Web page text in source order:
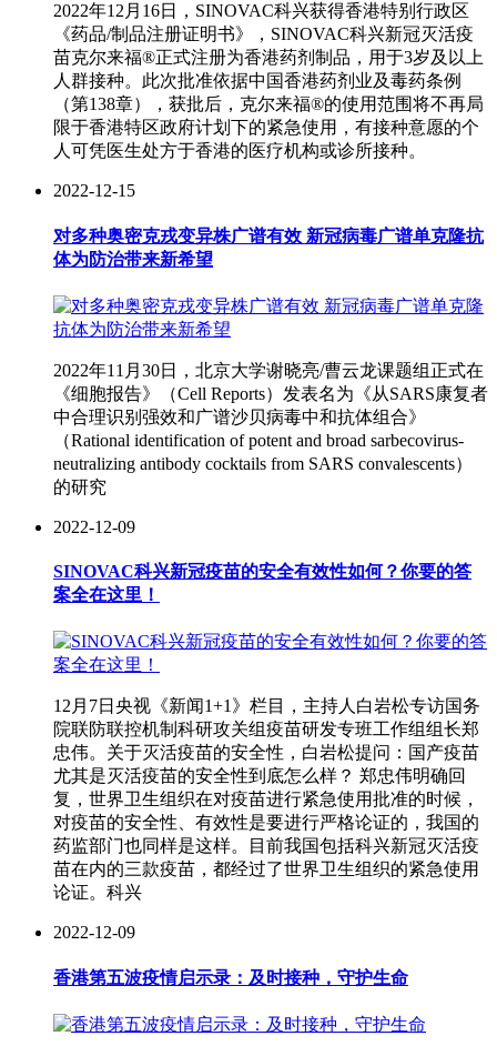
2022年12月16日，SINOVAC科兴获得香港特别行政区
《药品/制品注册证明书》，SINOVAC科兴新冠灭活疫
苗克尔来福®正式注册为香港药剂制品，用于3岁及以上
人群接种。此次批准依据中国香港药剂业及毒药条例
（第138章），获批后，克尔来福®的使用范围将不再局
限于香港特区政府计划下的紧急使用，有接种意愿的个
人可凭医生处方于香港的医疗机构或诊所接种。
2022-12-15
对多种奥密克戎变异株广谱有效 新冠病毒广谱单克隆抗
体为防治带来新希望
2022年11月30日，北京大学谢晓亮/曹云龙课题组正式在
《细胞报告》（Cell Reports）发表名为《从SARS康复者
中合理识别强效和广谱沙贝病毒中和抗体组合》
（Rational identification of potent and broad sarbecovirus-
neutralizing antibody cocktails from SARS convalescents）
的研究
2022-12-09
SINOVAC科兴新冠疫苗的安全有效性如何？你要的答
案全在这里！
12月7日央视《新闻1+1》栏目，主持人白岩松专访国务
院联防联控机制科研攻关组疫苗研发专班工作组组长郑
忠伟。关于灭活疫苗的安全性，白岩松提问：国产疫苗
尤其是灭活疫苗的安全性到底怎么样？ 郑忠伟明确回
复，世界卫生组织在对疫苗进行紧急使用批准的时候，
对疫苗的安全性、有效性是要进行严格论证的，我国的
药监部门也同样是这样。目前我国包括科兴新冠灭活疫
苗在内的三款疫苗，都经过了世界卫生组织的紧急使用
论证。科兴
2022-12-09
香港第五波疫情启示录：及时接种，守护生命